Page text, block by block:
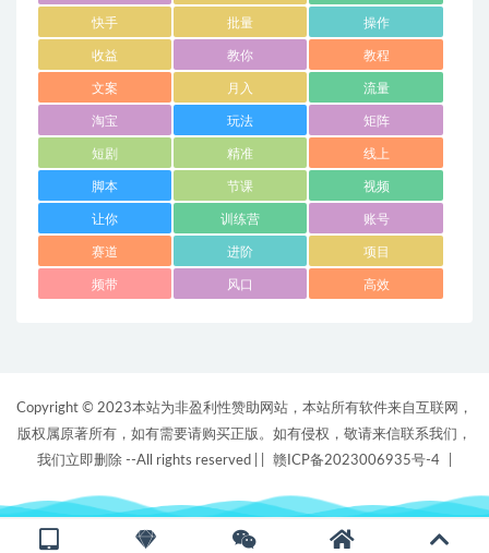
快手 批量 操作
收益 教你 教程
文案 月入 流量
淘宝 玩法 矩阵
短剧 精准 线上
脚本 节课 视频
让你 训练营 账号
赛道 进阶 项目
频带 风口 高效
Copyright © 2023本站为非盈利性赞助网站，本站所有软件来自互联网，
版权属原著所有，如有需要请购买正版。如有侵权，敬请来信联系我们，
我们立即删除 --All rights reserved |
赣ICP备2023006935号-4